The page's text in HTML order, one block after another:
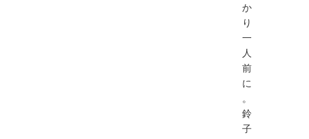
か
り
一
人
前
に
。
鈴
子